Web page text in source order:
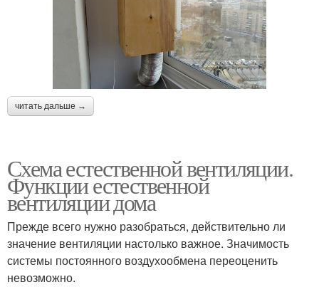
читать дальше →
Схема естественной вентиляции.
Функции естественной
вентиляции дома
Прежде всего нужно разобраться, действительно ли
значение вентиляции настолько важное. Значимость
системы постоянного воздухообмена переоценить
невозможно.